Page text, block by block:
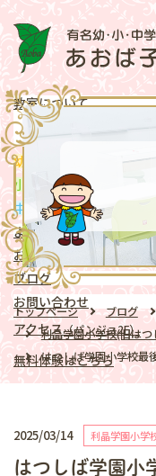
教室について
メッセージ
幼児
school
小学生クラス
school中学生クラス
よくある質問
お知らせ
ブログ
お問い合わせ
アクセス（パンジョ2F）
無料体験はこちら
トップページ ブログ
利晶学園小学校(旧は
はつしば学園小学校最
2025/03/14 利晶学園小学
はつしば学園小